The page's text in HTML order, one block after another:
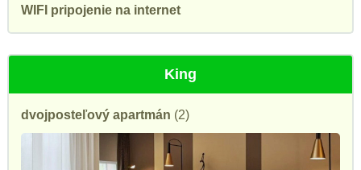
WIFI pripojenie na internet
King
dvojposteľový apartmán (2)